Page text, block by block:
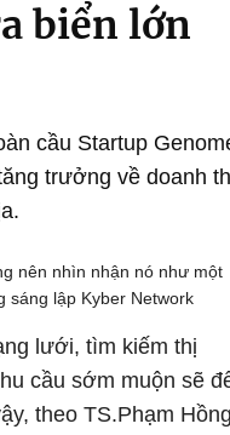
biển lớn
cầu Startup
trưởng về doanh
nên nhìn nhận nó như một
sáng lập Kyber Network
lưới, tìm kiếm thị
cầu sớm muộn sẽ
theo TS.Phạm Hồng